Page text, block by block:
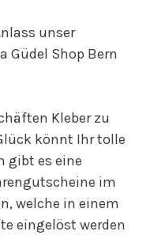
unser
Güdel Shop Bern
Kleber zu
könnt Ihr tolle
gibt es eine
im
welche in einem
eingelöst werden